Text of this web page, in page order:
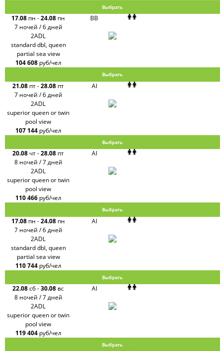
Выбрать
17.08 пн -24.08 пн
7 ночей / 6 дней
BB
2ADL
standard dbl, queen
partial sea view
104 608 руб/чел
Выбрать
21.08 пт-28.08 пт
7 ночей / 6 дней
AI
2ADL
superior queen or twin
pool view
107 144 руб/чел
Выбрать
20.08 чт-28.08 пт
8 ночей / 7 дней
AI
2ADL
superior queen or twin
pool view
110 466 руб/чел
Выбрать
17.08 пн -24.08 пн
7 ночей / 6 дней
AI
2ADL
standard dbl, queen
partial sea view
110 744 руб/чел
Выбрать
22.08сб-30.08 вс
8 ночей / 7 дней
AI
2ADL
superior queen or twin
pool view
119 404 руб/чел
Выбрать